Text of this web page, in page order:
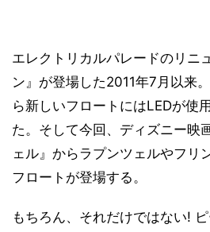
エレクトリカルパレードのリニ
ン』が登場した2011年7月以来
ら新しいフロートにはLEDが使
た。そして今回、ディズニー映
ェル』からラプンツェルやフリ
フロートが登場する。
もちろん、それだけではない!